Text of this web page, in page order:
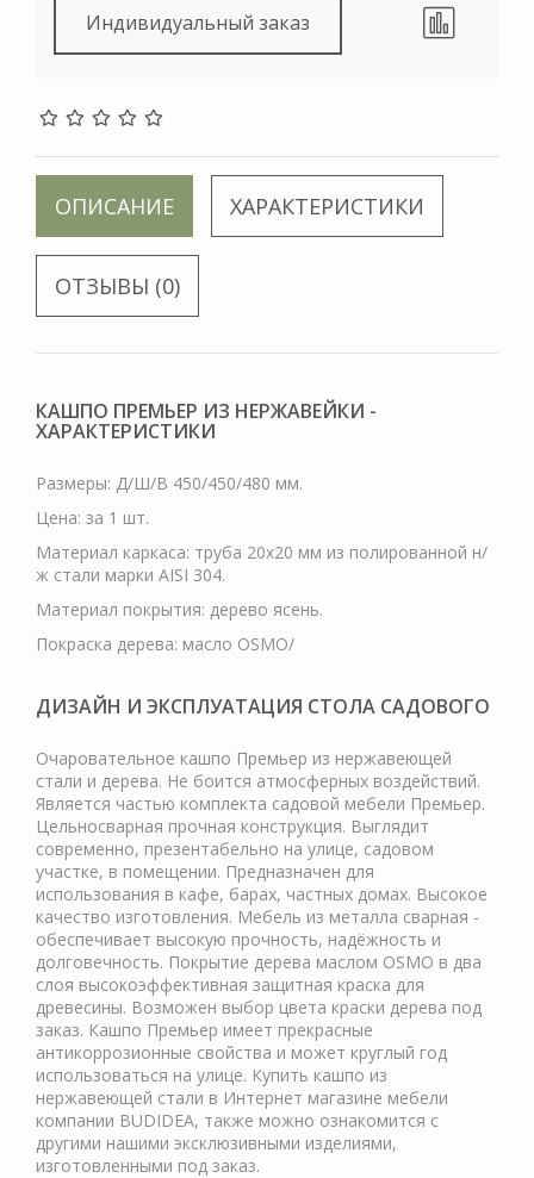
Индивидуальный заказ
ОПИСАНИЕ ХАРАКТЕРИСТИКИ
ОТЗЫВЫ (0)
КАШПО ПРЕМЬЕР ИЗ НЕРЖАВЕЙКИ -
ХАРАКТЕРИСТИКИ
Размеры: Д/Ш/В 450/450/480 мм.
Цена: за 1 шт.
Материал каркаса: труба 20х20 мм из полированной н/
ж стали марки AISI 304.
Материал покрытия: дерево ясень.
Покраска дерева: масло OSMO/
ДИЗАЙН И ЭКСПЛУАТАЦИЯ СТОЛА САДОВОГО
Очаровательное кашпо Премьер из нержавеющей
стали и дерева. Не боится атмосферных воздействий.
Является частью комплекта садовой мебели Премьер.
Цельносварная прочная конструкция. Выглядит
современно, презентабельно на улице, садовом
участке, в помещении. Предназначен для
использования в кафе, барах, частных домах. Высокое
качество изготовления. Мебель из металла сварная -
обеспечивает высокую прочность, надёжность и
долговечность. Покрытие дерева маслом OSMO в два
слоя высокоэффективная защитная краска для
древесины. Возможен выбор цвета краски дерева под
заказ. Кашпо Премьер имеет прекрасные
антикоррозионные свойства и может круглый год
использоваться на улице. Купить кашпо из
нержавеющей стали в Интернет магазине мебели
компании BUDIDEA, также можно ознакомится с
другими нашими эксклюзивными изделиями,
изготовленными под заказ.